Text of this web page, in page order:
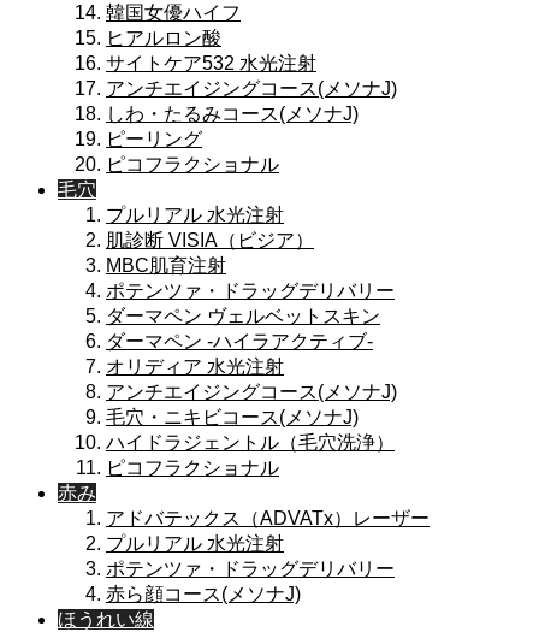
韓国女優ハイフ
ヒアルロン酸
サイトケア532 水光注射
アンチエイジングコース(メソナJ)
しわ・たるみコース(メソナJ)
ピーリング
ピコフラクショナル
毛穴
プルリアル 水光注射
肌診断 VISIA（ビジア）
MBC肌育注射
ポテンツァ・ドラッグデリバリー
ダーマペン ヴェルベットスキン
ダーマペン -ハイラアクティブ-
オリディア 水光注射
アンチエイジングコース(メソナJ)
毛穴・ニキビコース(メソナJ)
ハイドラジェントル（毛穴洗浄）
ピコフラクショナル
赤み
アドバテックス（ADVATx）レーザー
プルリアル 水光注射
ポテンツァ・ドラッグデリバリー
赤ら顔コース(メソナJ)
ほうれい線